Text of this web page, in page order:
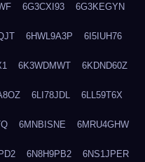
6G3CXI93 6G3KEGYN
6HWL9A3P 6I5IUH76
6K3WDMWT 6KDND60Z
6LI78JDL 6LL59T6X
6MNBISNE 6MRU4GHW
6N8H9PB2 6NS1JPER